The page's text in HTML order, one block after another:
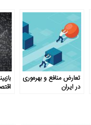
تعارض منافع و بهره‌وری
در ایران